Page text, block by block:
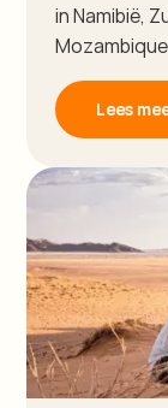
in Namibië,
Lees